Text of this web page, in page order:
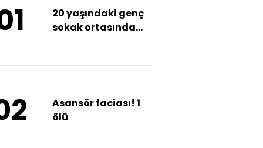
20 yaşındaki genç
sokak ortasında
Asansör faciası! 1
ölü